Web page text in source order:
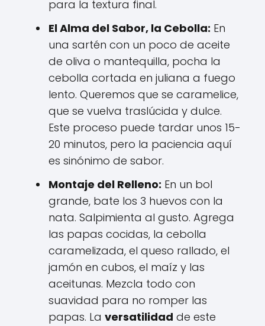
para la textura final.
El Alma del Sabor, la Cebolla: En
una sartén con un poco de aceite
de oliva o mantequilla, pocha la
cebolla cortada en juliana a fuego
lento. Queremos que se caramelice,
que se vuelva traslúcida y dulce.
Este proceso puede tardar unos 15-
20 minutos, pero la paciencia aquí
es sinónimo de sabor.
Montaje del Relleno: En un bol
grande, bate los 3 huevos con la
nata. Salpimienta al gusto. Agrega
las papas cocidas, la cebolla
caramelizada, el queso rallado, el
jamón en cubos, el maíz y las
aceitunas. Mezcla todo con
suavidad para no romper las
papas. La versatilidad de este